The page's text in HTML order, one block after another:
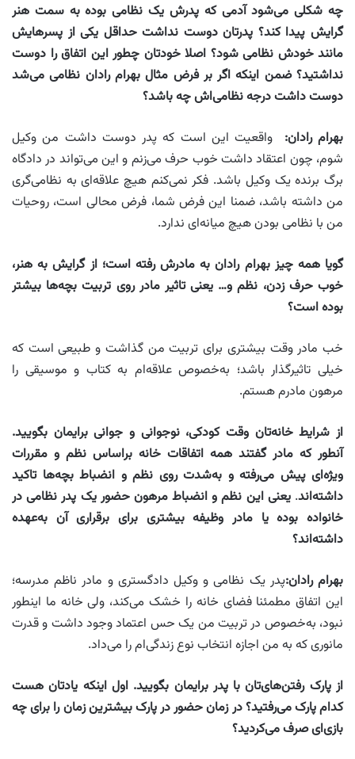
چه شکلی می‌شود آدمی که پدرش یک نظامی بوده به سمت هنر
گرایش پیدا کند؟ پدرتان دوست نداشت حداقل یکی از پسرهایش
مانند خودش نظامی شود؟ اصلا خودتان چطور این اتفاق را دوست
نداشتید؟ ضمن اینکه اگر بر فرض مثال بهرام رادان نظامی می‌شد
دوست داشت درجه نظامی‌اش چه باشد؟
بهرام رادان: واقعیت این است که پدر دوست داشت من وکیل
شوم، چون اعتقاد داشت خوب حرف می‌زنم و این می‌تواند در دادگاه
برگ برنده یک وکیل باشد. فکر نمی‌کنم هیچ علاقه‌اى به نظامى‌گرى
من داشته باشد، ضمنا این فرض شما، فرض محالی است، روحیات
من با نظامى بودن هیچ میانه‌اى ندارد.
گویا همه چیز بهرام رادان به مادرش رفته است؛ از گرایش به هنر،
خوب حرف زدن، نظم و… یعنی تاثیر مادر روی تربیت بچه‌ها بیشتر
بوده است؟
خب مادر وقت بیشترى براى تربیت من گذاشت و طبیعی است که
خیلى تاثیرگذار باشد؛ به‌خصوص علاقه‌ام به کتاب و موسیقى را
مرهون مادرم هستم.
از شرایط خانه‌تان وقت کودکی، نوجوانی و جوانی برایمان بگویید.
آنطور که مادر گفتند همه اتفاقات خانه براساس نظم و مقررات
ویژه‌ای پیش می‌رفته و به‌شدت روی نظم و انضباط بچه‌ها تاکید
داشته‌اند. یعنی این نظم و انضباط مرهون حضور یک پدر نظامی در
خانواده بوده یا مادر وظیفه بیشتری برای برقراری آن به‌عهده
داشته‌اند؟
بهرام رادان:پدر یک نظامى و وکیل دادگسترى و مادر ناظم مدرسه؛
این اتفاق مطمئنا فضاى خانه را خشک می‌کند، ولى خانه ما اینطور
نبود، به‌خصوص در تربیت من یک حس اعتماد وجود داشت و قدرت
مانورى که به من اجازه انتخاب نوع زندگی‌ام را می‌داد.
از پارک رفتن‌های‌تان با پدر برایمان بگویید. اول اینکه یادتان هست
کدام پارک می‌رفتید؟ در زمان حضور در پارک بیشترین زمان را برای چه
بازی‌ای صرف می‌کردید؟